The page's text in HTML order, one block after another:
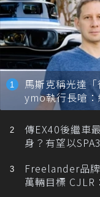
馬斯克稱光達
ymo執行長嗆
自動駕駛
傳EX40後繼車
身？有望以
Freelander品
萬輛目標 CJLR